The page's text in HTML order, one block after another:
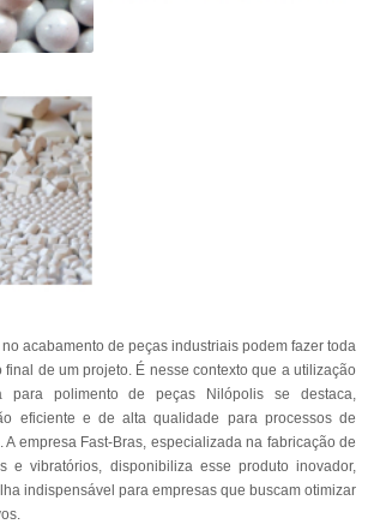
acabamento de peças industriais podem fazer toda
de um projeto. É nesse contexto que a utilização
para polimento de peças Nilópolis se destaca,
eficiente e de alta qualidade para processos de
empresa Fast-Bras, especializada na fabricação de
e vibratórios, disponibiliza esse produto inovador,
indispensável para empresas que buscam otimizar